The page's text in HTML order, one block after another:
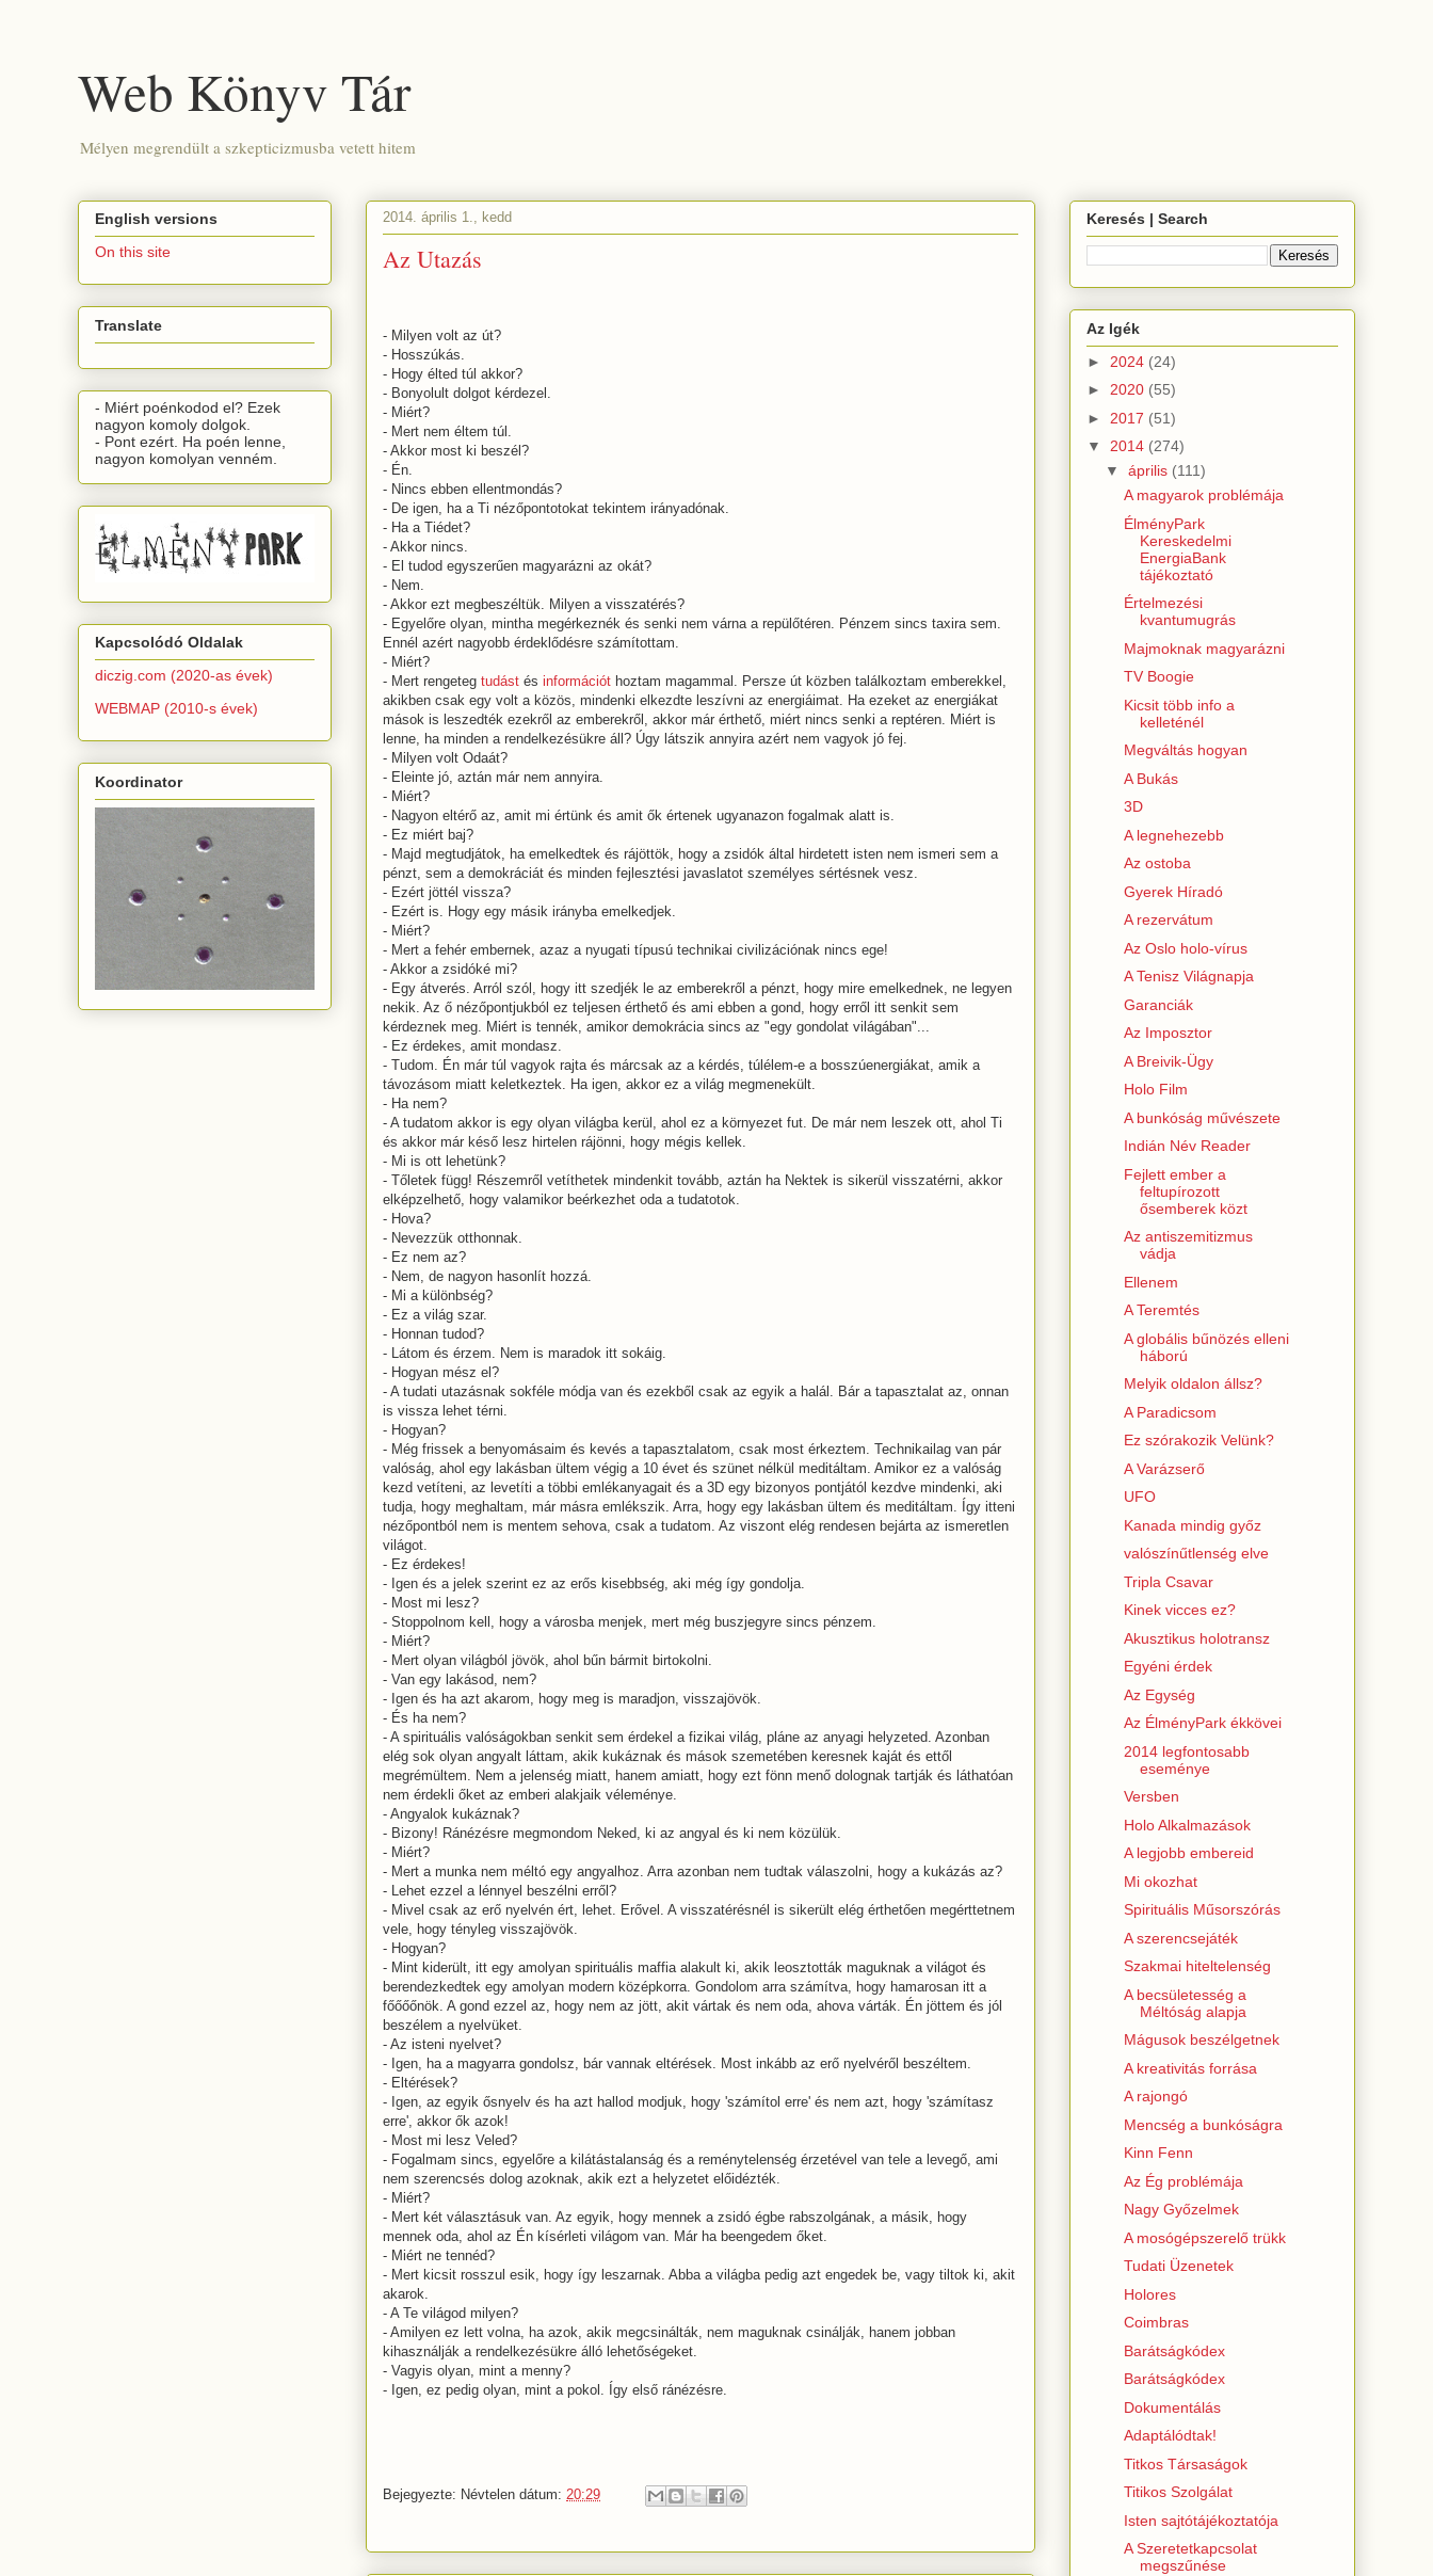
Web Könyv Tár
Mélyen megrendült a szkepticizmusba vetett hitem
2014. április 1., kedd
Az Utazás
- Milyen volt az út?
- Hosszúkás.
- Hogy élted túl akkor?
- Bonyolult dolgot kérdezel.
- Miért?
- Mert nem éltem túl.
- Akkor most ki beszél?
- Én.
- Nincs ebben ellentmondás?
- De igen, ha a Ti nézőpontotokat tekintem irányadónak.
- Ha a Tiédet?
- Akkor nincs.
- El tudod egyszerűen magyarázni az okát?
- Nem.
- Akkor ezt megbeszéltük. Milyen a visszatérés?
- Egyelőre olyan, mintha megérkeznék és senki nem várna a repülőtéren. Pénzem sincs taxira sem.
Ennél azért nagyobb érdeklődésre számítottam.
- Miért?
- Mert rengeteg tudást és információt hoztam magammal. Persze út közben találkoztam emberekkel,
akikben csak egy volt a közös, mindenki elkezdte leszívni az energiáimat. Ha ezeket az energiákat
mások is leszedték ezekről az emberekről, akkor már érthető, miért nincs senki a reptéren. Miért is
lenne, ha minden a rendelkezésükre áll? Úgy látszik annyira azért nem vagyok jó fej.
- Milyen volt Odaát?
- Eleinte jó, aztán már nem annyira.
- Miért?
- Nagyon eltérő az, amit mi értünk és amit ők értenek ugyanazon fogalmak alatt is.
- Ez miért baj?
- Majd megtudjátok, ha emelkedtek és rájöttök, hogy a zsidók által hirdetett isten nem ismeri sem a
pénzt, sem a demokráciát és minden fejlesztési javaslatot személyes sértésnek vesz.
- Ezért jöttél vissza?
- Ezért is. Hogy egy másik irányba emelkedjek.
- Miért?
- Mert a fehér embernek, azaz a nyugati típusú technikai civilizációnak nincs ege!
- Akkor a zsidóké mi?
- Egy átverés. Arról szól, hogy itt szedjék le az emberekről a pénzt, hogy mire emelkednek, ne legyen
nekik. Az ő nézőpontjukból ez teljesen érthető és ami ebben a gond, hogy erről itt senkit sem
kérdeznek meg. Miért is tennék, amikor demokrácia sincs az "egy gondolat világában"...
- Ez érdekes, amit mondasz.
- Tudom. Én már túl vagyok rajta és márcsak az a kérdés, túlélem-e a bosszúenergiákat, amik a
távozásom miatt keletkeztek. Ha igen, akkor ez a világ megmenekült.
- Ha nem?
- A tudatom akkor is egy olyan világba kerül, ahol ez a környezet fut. De már nem leszek ott, ahol Ti
és akkor már késő lesz hirtelen rájönni, hogy mégis kellek.
- Mi is ott lehetünk?
- Tőletek függ! Részemről vetíthetek mindenkit tovább, aztán ha Nektek is sikerül visszatérni, akkor
elképzelhető, hogy valamikor beérkezhet oda a tudatotok.
- Hova?
- Nevezzük otthonnak.
- Ez nem az?
- Nem, de nagyon hasonlít hozzá.
- Mi a különbség?
- Ez a világ szar.
- Honnan tudod?
- Látom és érzem. Nem is maradok itt sokáig.
- Hogyan mész el?
- A tudati utazásnak sokféle módja van és ezekből csak az egyik a halál. Bár a tapasztalat az, onnan
is vissza lehet térni.
- Hogyan?
- Még frissek a benyomásaim és kevés a tapasztalatom, csak most érkeztem. Technikailag van pár
valóság, ahol egy lakásban ültem végig a 10 évet és szünet nélkül meditáltam. Amikor ez a valóság
kezd vetíteni, az levetíti a többi emlékanyagait és a 3D egy bizonyos pontjától kezdve mindenki, aki
tudja, hogy meghaltam, már másra emlékszik. Arra, hogy egy lakásban ültem és meditáltam. Így itteni
nézőpontból nem is mentem sehova, csak a tudatom. Az viszont elég rendesen bejárta az ismeretlen
világot.
- Ez érdekes!
- Igen és a jelek szerint ez az erős kisebbség, aki még így gondolja.
- Most mi lesz?
- Stoppolnom kell, hogy a városba menjek, mert még buszjegyre sincs pénzem.
- Miért?
- Mert olyan világból jövök, ahol bűn bármit birtokolni.
- Van egy lakásod, nem?
- Igen és ha azt akarom, hogy meg is maradjon, visszajövök.
- És ha nem?
- A spirituális valóságokban senkit sem érdekel a fizikai világ, pláne az anyagi helyzeted. Azonban
elég sok olyan angyalt láttam, akik kukáznak és mások szemetében keresnek kaját és ettől
megrémültem. Nem a jelenség miatt, hanem amiatt, hogy ezt fönn menő dolognak tartják és láthatóan
nem érdekli őket az emberi alakjaik véleménye.
- Angyalok kukáznak?
- Bizony! Ránézésre megmondom Neked, ki az angyal és ki nem közülük.
- Miért?
- Mert a munka nem méltó egy angyalhoz. Arra azonban nem tudtak válaszolni, hogy a kukázás az?
- Lehet ezzel a lénnyel beszélni erről?
- Mivel csak az erő nyelvén ért, lehet. Erővel. A visszatérésnél is sikerült elég érthetően megérttetnem
vele, hogy tényleg visszajövök.
- Hogyan?
- Mint kiderült, itt egy amolyan spirituális maffia alakult ki, akik leosztották maguknak a világot és
berendezkedtek egy amolyan modern középkorra. Gondolom arra számítva, hogy hamarosan itt a
főőőőnök. A gond ezzel az, hogy nem az jött, akit vártak és nem oda, ahova várták. Én jöttem és jól
beszélem a nyelvüket.
- Az isteni nyelvet?
- Igen, ha a magyarra gondolsz, bár vannak eltérések. Most inkább az erő nyelvéről beszéltem.
- Eltérések?
- Igen, az egyik ősnyelv és ha azt hallod modjuk, hogy 'számítol erre' és nem azt, hogy 'számítasz
erre', akkor ők azok!
- Most mi lesz Veled?
- Fogalmam sincs, egyelőre a kilátástalanság és a reménytelenség érzetével van tele a levegő, ami
nem szerencsés dolog azoknak, akik ezt a helyzetet előidézték.
- Miért?
- Mert két választásuk van. Az egyik, hogy mennek a zsidó égbe rabszolgának, a másik, hogy
mennek oda, ahol az Én kísérleti világom van. Már ha beengedem őket.
- Miért ne tennéd?
- Mert kicsit rosszul esik, hogy így leszarnak. Abba a világba pedig azt engedek be, vagy tiltok ki, akit
akarok.
- A Te világod milyen?
- Amilyen ez lett volna, ha azok, akik megcsinálták, nem maguknak csinálják, hanem jobban
kihasználják a rendelkezésükre álló lehetőségeket.
- Vagyis olyan, mint a menny?
- Igen, ez pedig olyan, mint a pokol. Így első ránézésre.
Bejegyezte: Névtelen dátum: 20:29
English versions
On this site
Translate
- Miért poénkodod el? Ezek
nagyon komoly dolgok.
- Pont ezért. Ha poén lenne,
nagyon komolyan venném.
Kapcsolódó Oldalak
diczig.com (2020-as évek)
WEBMAP (2010-s évek)
Koordinator
Keresés | Search
Az Igék
► 2024 (24)
► 2020 (55)
► 2017 (51)
▼ 2014 (274)
▼ április (111)
A magyarok problémája
ÉlményPark
Kereskedelmi
EnergiaBank
tájékoztató
Értelmezési
kvantumugrás
Majmoknak magyarázni
TV Boogie
Kicsit több info a
kelleténél
Megváltás hogyan
A Bukás
3D
A legnehezebb
Az ostoba
Gyerek Híradó
A rezervátum
Az Oslo holo-vírus
A Tenisz Világnapja
Garanciák
Az Imposztor
A Breivik-Ügy
Holo Film
A bunkóság művészete
Indián Név Reader
Fejlett ember a
feltupírozott
ősemberek közt
Az antiszemitizmus
vádja
Ellenem
A Teremtés
A globális bűnözés elleni
háború
Melyik oldalon állsz?
A Paradicsom
Ez szórakozik Velünk?
A Varázserő
UFO
Kanada mindig győz
valószínűtlenség elve
Tripla Csavar
Kinek vicces ez?
Akusztikus holotransz
Egyéni érdek
Az Egység
Az ÉlményPark ékkövei
2014 legfontosabb
eseménye
Versben
Holo Alkalmazások
A legjobb embereid
Mi okozhat
Spirituális Műsorszórás
A szerencsejáték
Szakmai hiteltelenség
A becsületesség a
Méltóság alapja
Mágusok beszélgetnek
A kreativitás forrása
A rajongó
Mencség a bunkóságra
Kinn Fenn
Az Ég problémája
Nagy Győzelmek
A mosógépszerelő trükk
Tudati Üzenetek
Holores
Coimbras
Barátságkódex
Barátságkódex
Dokumentálás
Adaptálódtak!
Titkos Társaságok
Titikos Szolgálat
Isten sajtótájékoztatója
A Szeretetkapcsolat
megszűnése